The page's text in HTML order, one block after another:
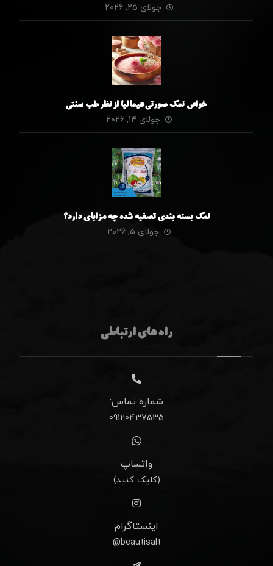
جولای ۲۵, ۲۰۲۶
خواص نمک صورتی هیمالیا از نظر طب سنتی
جولای ۱۴, ۲۰۲۶
نمک بسته بندی تصفیه شده چه مزایای دارد؟
جولای ۵, ۲۰۲۶
راه های ارتباطی
شماره تماس:
09120437535
واتساپ
(کلیک کنید)
اینستاگرام
beautisalt@